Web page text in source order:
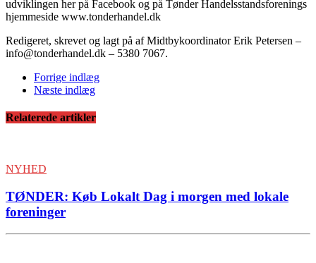
udviklingen her på Facebook og på Tønder Handelsstandsforenings
hjemmeside www.tonderhandel.dk
Redigeret, skrevet og lagt på af Midtbykoordinator Erik Petersen –
info@tonderhandel.dk – 5380 7067.
Forrige indlæg
Næste indlæg
Relaterede artikler
NYHED
TØNDER: Køb Lokalt Dag i morgen med lokale
foreninger